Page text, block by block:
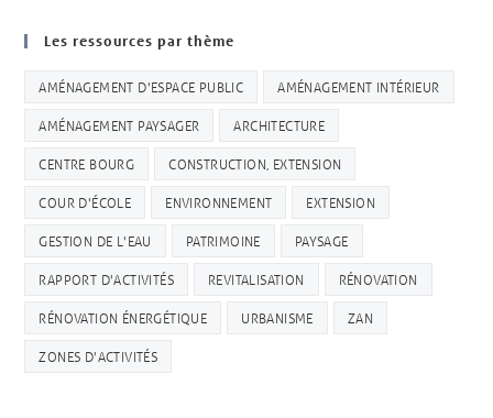
Les ressources par thème
AMÉNAGEMENT D'ESPACE PUBLIC AMÉNAGEMENT INTÉRIEUR
AMÉNAGEMENT PAYSAGER ARCHITECTURE
CENTRE BOURG CONSTRUCTION, EXTENSION
COUR D'ÉCOLE ENVIRONNEMENT EXTENSION
GESTION DE L'EAU PATRIMOINE PAYSAGE
RAPPORT D'ACTIVITÉS REVITALISATION RÉNOVATION
RÉNOVATION ÉNERGÉTIQUE URBANISME ZAN
ZONES D'ACTIVITÉS